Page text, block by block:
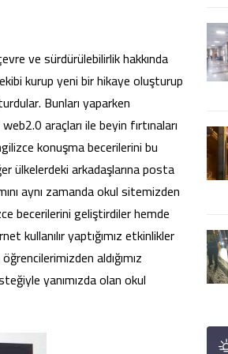
ve sürdürülebilirlik hakkında
kurup yeni bir hikaye oluşturup
Bunları yaparken
araçları ile beyin fırtınaları
konuşma becerilerini bu
ülkelerdeki arkadaşlarına posta
aynı zamanda okul sitemizden
becerilerini geliştirdiler hemde
kullanılır yaptığımız etkinlikler
aldığımız
yanımızda olan okul